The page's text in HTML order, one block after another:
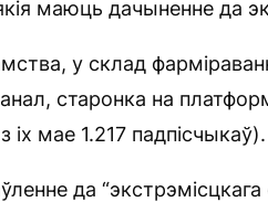
маюць дачыненне да
у склад
старонка на
іх мае 1.217 падпісчыкаў).
да